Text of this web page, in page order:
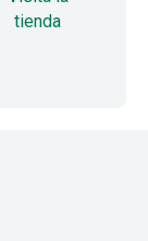
tienda